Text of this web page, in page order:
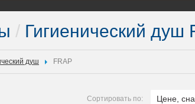
/ Гигиенический
душ FRAP
Сортировать по: Цене,